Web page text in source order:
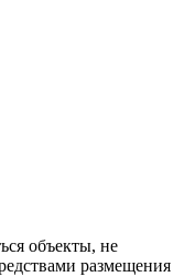
объекты, не
размещения